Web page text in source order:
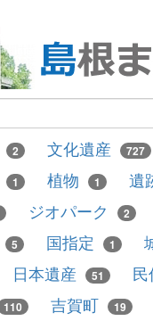
2 文化遺産 727
1 植物 1
遺
ジオパーク 2
5 国指定 1
日本遺産 51
110 吉賀町 19